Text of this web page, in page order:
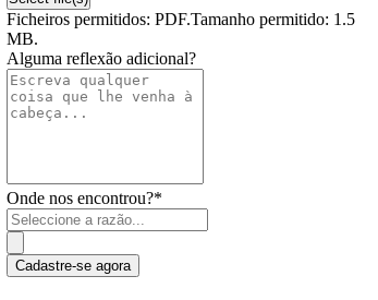
Ficheiros permitidos: PDF.Tamanho permitido: 1.5
MB.
Alguma reflexão adicional?
Onde nos encontrou?*
Cadastre-se agora